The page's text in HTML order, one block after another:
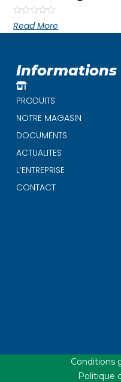
Rated
0
Read More
Informations
PRODUITS
NOTRE MAGASIN
DOCUMENTS
ACTUALITES
L’ENTREPRISE
CONTACT
Conditions
Politique